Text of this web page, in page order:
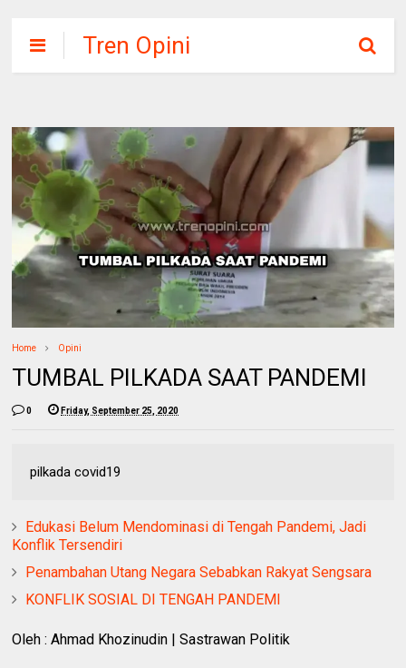
Tren Opini
Home Opini
TUMBAL PILKADA SAAT PANDEMI
0 Friday, September 25, 2020
pilkada covid19
Edukasi Belum Mendominasi di Tengah Pandemi, Jadi
Konflik Tersendiri
Penambahan Utang Negara Sebabkan Rakyat Sengsara
KONFLIK SOSIAL DI TENGAH PANDEMI
Oleh : Ahmad Khozinudin | Sastrawan Politik